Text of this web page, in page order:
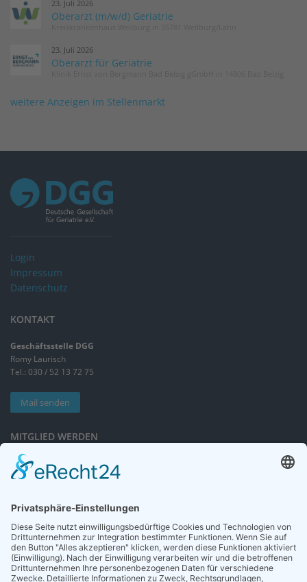
23. Juli 2026
Oberarzt (m/w/d) Geriatrie
23. Juli 2026
Oberarzt für Geriatrie
weitere Anzeigen im Stellenmarkt
Login
Impressum
Datenschutz
KONTAKT
Geschäftsstelle DGG
Romy Laurisch
Tel.: 030 / 52 13 72 75
Mail senden
MITGLIED WERDEN
Sieben gute Gründe
für Ihre Mitgliedschaft
NEWSLETTER